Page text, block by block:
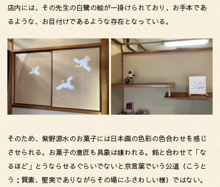
店内には、その先生の白鷺の絵が一掛けられており、お手本であ
るような、お目付けであるような存在となっている。
そのため、紫野源水のお菓子には日本画の色彩の色合わせを感じ
させられる。お菓子の意匠も具象は嫌われる。銘と合わせて「な
るほど」とうならせるぐらいでないと京言葉でいう公道（こうと
う：質素、堅実でありながらその場にふさわしい様）ではない。